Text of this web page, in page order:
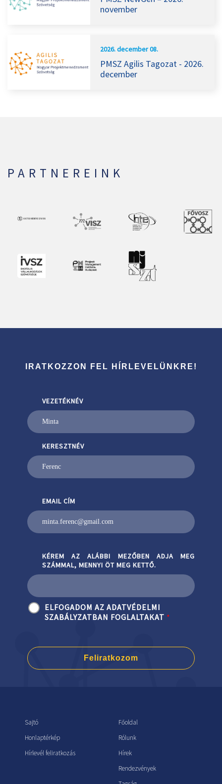
november
2026. december 08.
PMSZ Agilis Tagozat - 2026.
december
PARTNEREINK
IRATKOZZON FEL HÍRLEVELÜNKRE!
VEZETÉKNÉV
KERESZTNÉV
EMAIL CÍM
KÉREM AZ ALÁBBI MEZŐBEN ADJA MEG
SZÁMMAL, MENNYI ÖT MEG KETTŐ.
ELFOGADOM AZ ADATVÉDELMI
SZABÁLYZATBAN FOGLALTAKAT *
Feliratkozom
Sajtó
Honlaptérkép
Hírlevél feliratkozás
Főoldal
Rólunk
Hírek
Rendezvények